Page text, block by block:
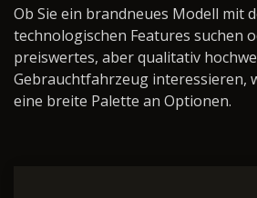
Ob Sie ein brandneues Modell mit
technologischen Features suchen
preiswertes, aber qualitativ
Gebrauchtfahrzeug interessieren,
eine breite Palette an Optionen.